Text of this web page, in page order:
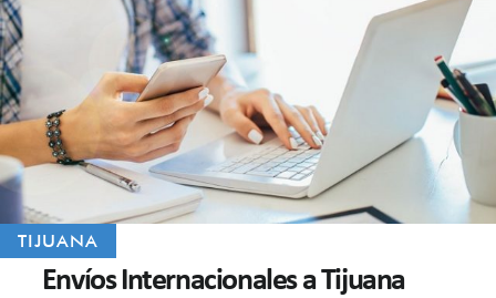
TIJUANA
Envíos Internacionales a Tijuana